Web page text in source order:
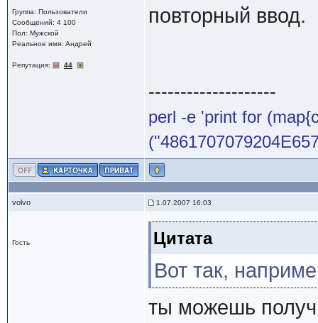
Группа: Пользователи
Сообщений: 4 100
Пол: Мужской
Реальное имя: Андрей
Репутация: 44
повторный ввод.
--------------------
perl -e 'print for
volvo 1.07.2007 16:03
Гость Цитата
Вот так,
ты можешь